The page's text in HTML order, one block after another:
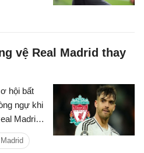
vệ Real Madrid thay
hội bất
ngự khi
Madrid
hè này.